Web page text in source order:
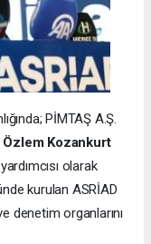
PİMTAŞ A.Ş.
Özlem Kozankurt
olarak
kurulan ASRİAD
denetim organlarını